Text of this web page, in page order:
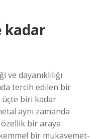
kadar
dayanıklılığı
tercih edilen bir
üçte biri kadar
aynı zamanda
özellik bir araya
bir mukavemet-